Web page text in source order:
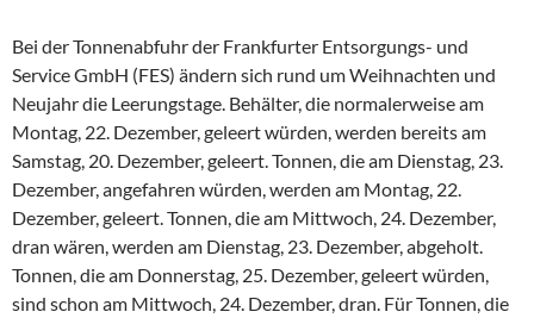
Bei der Tonnenabfuhr der Frankfurter Entsorgungs- und
Service GmbH (FES) ändern sich rund um Weihnachten und
Neujahr die Leerungstage. Behälter, die normalerweise am
Montag, 22. Dezember, geleert würden, werden bereits am
Samstag, 20. Dezember, geleert. Tonnen, die am Dienstag, 23.
Dezember, angefahren würden, werden am Montag, 22.
Dezember, geleert. Tonnen, die am Mittwoch, 24. Dezember,
dran wären, werden am Dienstag, 23. Dezember, abgeholt.
Tonnen, die am Donnerstag, 25. Dezember, geleert würden,
sind schon am Mittwoch, 24. Dezember, dran. Für Tonnen, die